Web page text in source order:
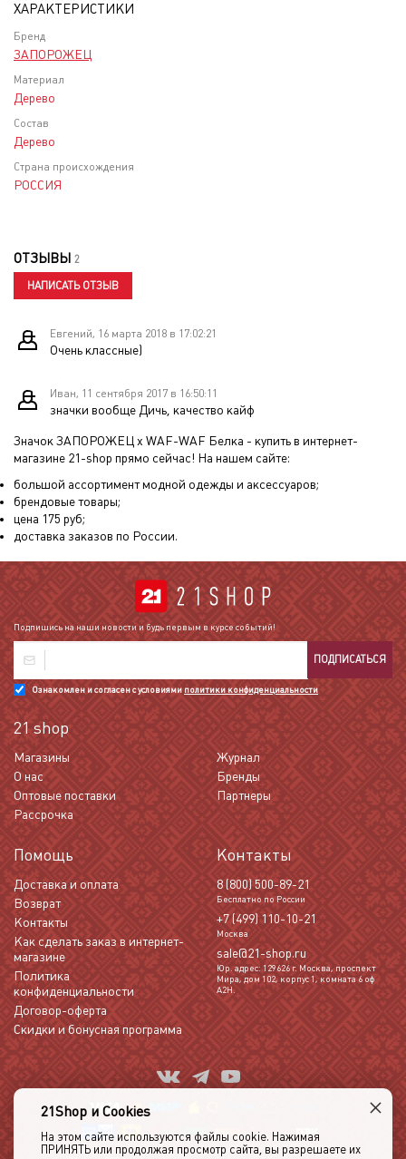
ХАРАКТЕРИСТИКИ
Бренд
ЗАПОРОЖЕЦ
Материал
Дерево
Состав
Дерево
Страна происхождения
РОССИЯ
ОТЗЫВЫ 2
НАПИСАТЬ ОТЗЫВ
Евгений, 16 марта 2018 в 17:02:21
Очень классные)
Иван, 11 сентября 2017 в 16:50:11
значки вообще Дичь, качество кайф
Значок ЗАПОРОЖЕЦ х WAF-WAF Белка - купить в интернет-
магазине 21-shop прямо сейчас! На нашем сайте:
большой ассортимент модной одежды и аксессуаров;
брендовые товары;
цена 175 руб;
доставка заказов по России.
Подпишись на наши новости и будь первым в курсе событий!
ПОДПИСАТЬСЯ
Ознакомлен и согласен с условиямиполитики конфиденциальности
21 shop
Магазины
Журнал
О нас
Бренды
Оптовые поставки
Партнеры
Рассрочка
Помощь
Доставка и оплата
Возврат
Контакты
Как сделать заказ в интернет-
магазине
Политика
конфиденциальности
Договор-оферта
Скидки и бонусная программа
Контакты
8 (800) 500-89-21
Бесплатно по России
+7 (499) 110-10-21
Москва
sale@21-shop.ru
Юр. адрес: 129626 г. Москва, проспект
Мира, дом 102, корпус 1, комната 6 оф
А2Н.
21Shop и Cookies
На этом сайте используются файлы cookie. Нажимая
ПРИНЯТЬ или продолжая просмотр сайта, вы разрешаете их
×